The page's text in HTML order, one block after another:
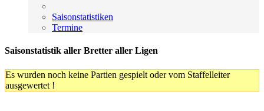
Saisonstatistiken
Termine
Saisonstatistik aller Bretter aller Ligen
Es wurden noch keine Partien gespielt oder vom Staffelleiter
ausgewertet !